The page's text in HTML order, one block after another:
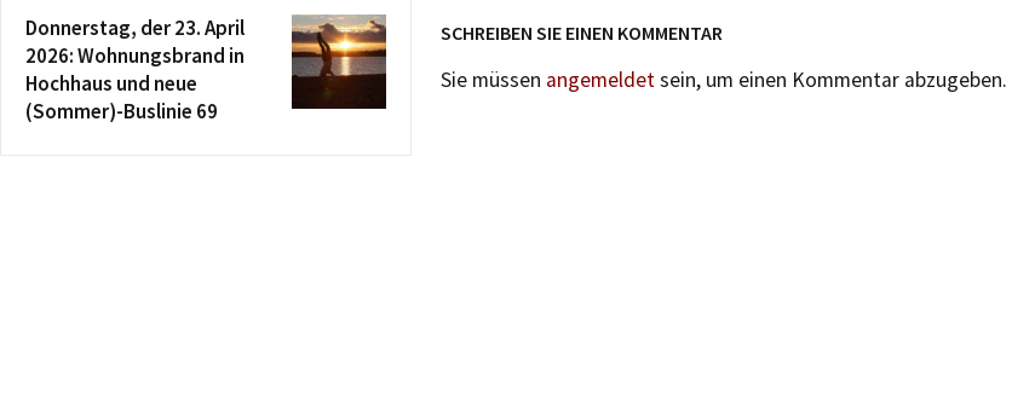
SCHREIBEN SIE EINEN KOMMENTAR
Sie müssen angemeldetsein, um einen Kommentar abzugeben.
Donnerstag, der 23. April
2026: Wohnungsbrand in
Hochhaus und neue
(Sommer)-Buslinie 69